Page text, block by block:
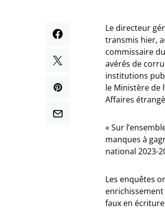
Le directeur
transmis hier,
commissaire
avérés de
institutions
le Ministère de
Affaires
« Sur
manques à
national 2023-
Les enquêtes
faux en